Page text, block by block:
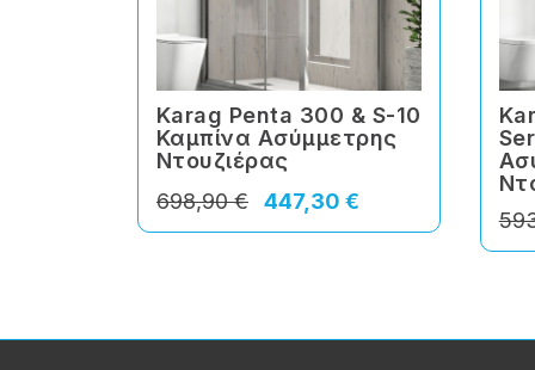
Karag Penta 300 & S-10
Καμπίνα Ασύμμετρης
Ντουζιέρας
447,30 €
698,90 €